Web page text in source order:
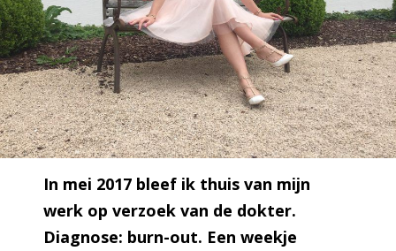
In mei 2017 bleef ik thuis van mijn
werk op verzoek van de dokter.
Diagnose: burn-out. Een weekje